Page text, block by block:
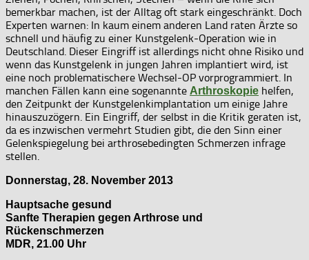
bemerkbar machen, ist der Alltag oft stark eingeschränkt. Doch
Experten warnen: In kaum einem anderen Land raten Ärzte so
schnell und häufig zu einer Kunstgelenk-Operation wie in
Deutschland. Dieser Eingriff ist allerdings nicht ohne Risiko und
wenn das Kunstgelenk in jungen Jahren implantiert wird, ist
eine noch problematischere Wechsel-OP vorprogrammiert. In
manchen Fällen kann eine sogenannte Arthroskopie helfen,
den Zeitpunkt der Kunstgelenkimplantation um einige Jahre
hinauszuzögern. Ein Eingriff, der selbst in die Kritik geraten ist,
da es inzwischen vermehrt Studien gibt, die den Sinn einer
Gelenkspiegelung bei arthrosebedingten Schmerzen infrage
stellen.
Donnerstag, 28. November 2013
Hauptsache gesund
Sanfte Therapien gegen Arthrose und
Rückenschmerzen
MDR, 21.00 Uhr